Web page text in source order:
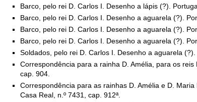
Barco, pelo rei D. Carlos I. Desenho a lápis (?).
Barco, pelo rei D. Carlos I. Desenho a aguarela (?).
Barco, pelo rei D. Carlos I. Desenho a aguarela (?).
Barco, pelo rei D. Carlos I. Desenho a aguarela (?).
Soldados, pelo rei D. Carlos I. Desenho a aguarela
Correspondência para a rainha D. Amélia, para os
cap. 904.
Correspondência para as rainhas D. Amélia e D.
Casa Real, n.º 7431, cap. 912ª.